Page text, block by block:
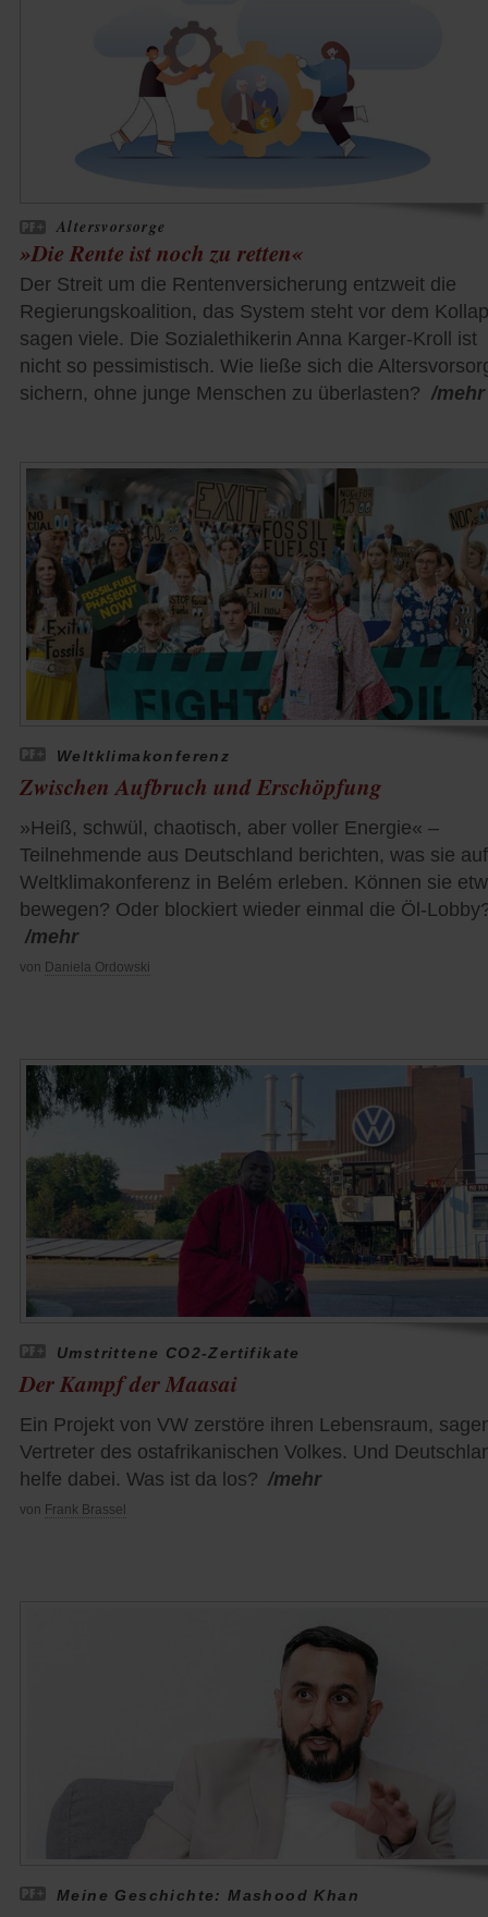
Altersvorsorge
»Die Rente ist noch zu retten«
Der Streit um die Rentenversicherung entzweit die
Regierungskoalition, das System steht vor dem
sagen viele. Die Sozialethikerin Anna Karger-Kroll ist
nicht so pessimistisch. Wie ließe sich die
sichern, ohne junge Menschen zu überlasten? /mehr
Weltklimakonferenz
Zwischen Aufbruch und Erschöpfung
»Heiß, schwül, chaotisch, aber voller Energie« –
Teilnehmende aus Deutschland berichten, was sie
Weltklimakonferenz in Belém erleben. Können sie
bewegen? Oder blockiert wieder einmal die Öl-
/mehr
von Daniela Ordowski
Umstrittene CO2-Zertifikate
Der Kampf der Maasai
Ein Projekt von VW zerstöre ihren Lebensraum,
Vertreter des ostafrikanischen Volkes. Und
helfe dabei. Was ist da los? /mehr
von Frank Brassel
Meine Geschichte: Mashood Khan